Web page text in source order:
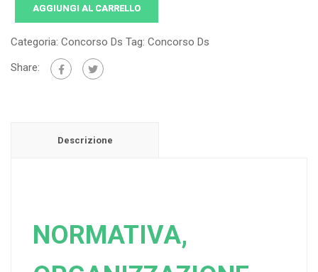
AGGIUNGI AL CARRELLO
Categoria: Concorso Ds Tag: Concorso Ds
Share:
Descrizione
NORMATIVA,